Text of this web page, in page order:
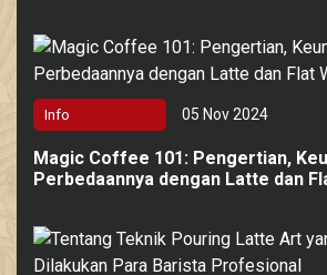
Info 05 Nov 2024
Magic Coffee 101: Pengertian,
Perbedaannya dengan Latte dan